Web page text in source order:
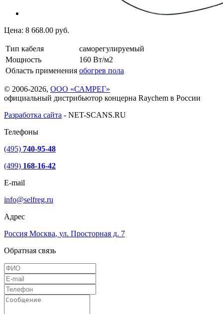
Цена: 8 668.00 руб.
Тип кабеля
саморегулируемый
Мощность
160 Вт/м2
Область применения обогрев пола
© 2006-2026, ООО «САМРЕГ»
официальный дистрибьютор концерна Raychem в России
Разработка сайта - NET-SCANS.RU
Телефоны
(495) 740-95-48
(499) 168-16-42
E-mail
info@selfreg.ru
Адрес
Россия Москва, ул. Просторная д. 7
Обратная связь